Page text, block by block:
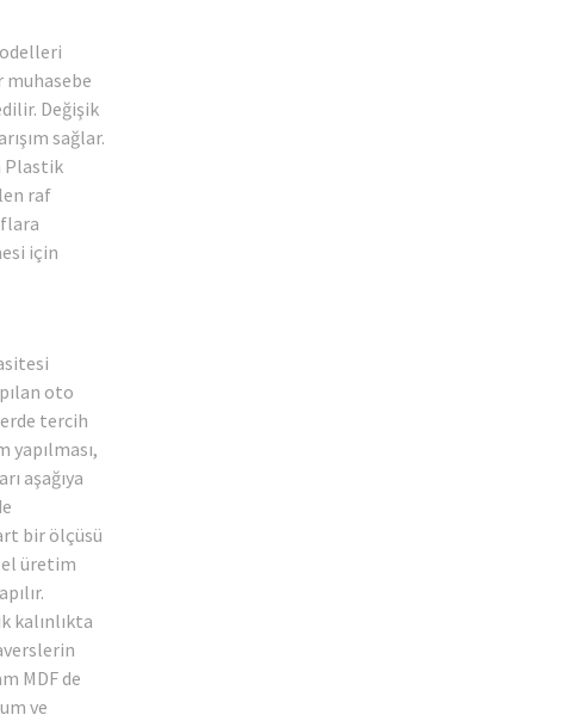
muhasebe
Değişik
sağlar.
Plastik
raf
için
oto
tercih
yapılması,
aşağıya
bir ölçüsü
üretim
kalınlıkta
MDF de
ve